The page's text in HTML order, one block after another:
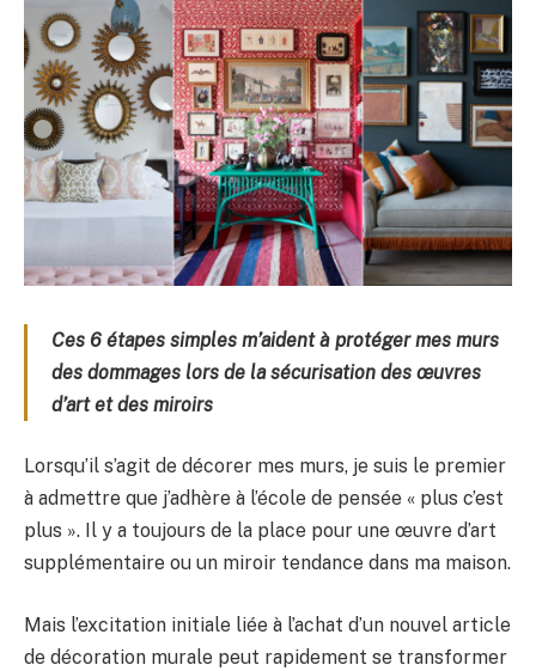
Ces 6 étapes simples m’aident à protéger mes murs
des dommages lors de la sécurisation des œuvres
d’art et des miroirs
Lorsqu’il s’agit de décorer mes murs, je suis le premier
à admettre que j’adhère à l’école de pensée « plus c’est
plus ». Il y a toujours de la place pour une œuvre d’art
supplémentaire ou un miroir tendance dans ma maison.
Mais l’excitation initiale liée à l’achat d’un nouvel article
de décoration murale peut rapidement se transformer